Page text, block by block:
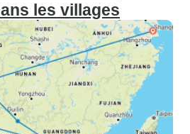
les villages